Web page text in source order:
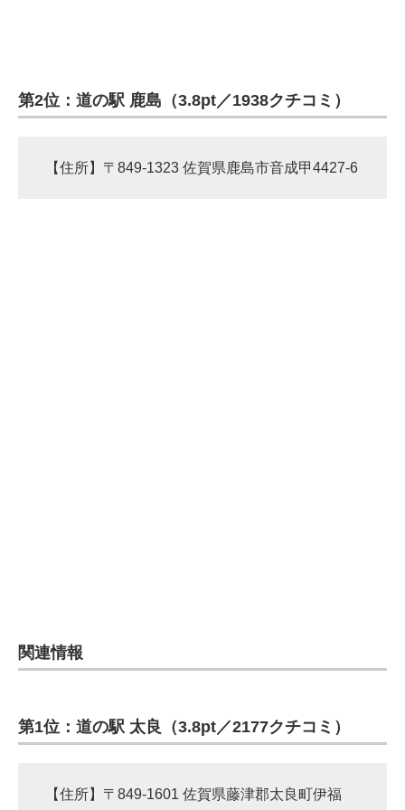
第2位：道の駅 鹿島（3.8pt／1938クチコミ）
【住所】〒849-1323 佐賀県鹿島市音成甲4427-6
関連情報
第1位：道の駅 太良（3.8pt／2177クチコミ）
【住所】〒849-1601 佐賀県藤津郡太良町伊福